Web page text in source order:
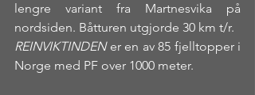
lengre variant fra Martnesvika på
nordsiden. Båtturen utgjorde 30 km t/r.
REINVIKTINDEN er en av 85 fjelltopper i
Norge med PF over 1000 meter.